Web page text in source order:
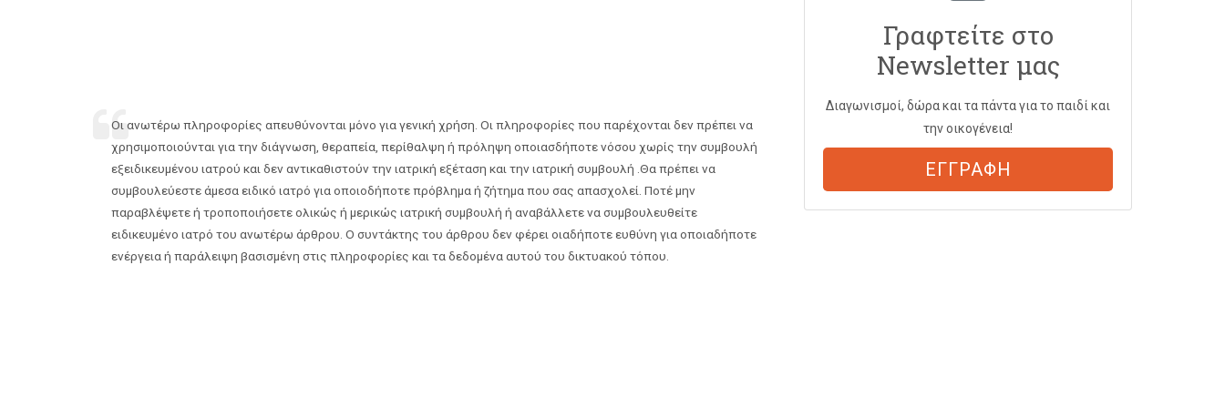
Οι ανωτέρω πληροφορίες απευθύνονται μόνο για γενική χρήση. Οι πληροφορίες που παρέχονται δεν πρέπει να
χρησιμοποιούνται για την διάγνωση, θεραπεία, περίθαλψη ή πρόληψη οποιασδήποτε νόσου χωρίς την συμβουλή
εξειδικευμένου ιατρού και δεν αντικαθιστούν την ιατρική εξέταση και την ιατρική συμβουλή .Θα πρέπει να
συμβουλεύεστε άμεσα ειδικό ιατρό για οποιοδήποτε πρόβλημα ή ζήτημα που σας απασχολεί. Ποτέ μην
παραβλέψετε ή τροποποιήσετε ολικώς ή μερικώς ιατρική συμβουλή ή αναβάλλετε να συμβουλευθείτε
ειδικευμένο ιατρό του ανωτέρω άρθρου. Ο συντάκτης του άρθρου δεν φέρει οιαδήποτε ευθύνη για οποιαδήποτε
ενέργεια ή παράλειψη βασισμένη στις πληροφορίες και τα δεδομένα αυτού του δικτυακού τόπου.
Γραφτείτε στο
Newsletter μας
Διαγωνισμοί, δώρα και τα πάντα για το παιδί και
την οικογένεια!
ΕΓΓΡΑΦΗ